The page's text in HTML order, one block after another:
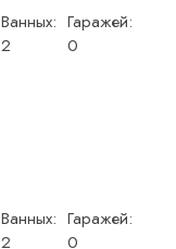
Ванных:
2
Гаражей:
0
Ванных:
2
Гаражей:
0